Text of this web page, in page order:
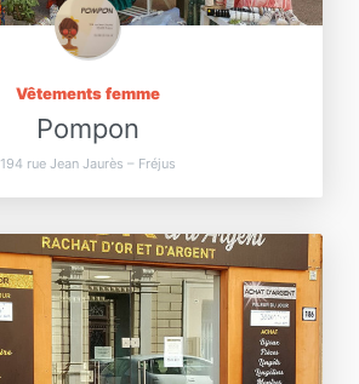
Vêtements femme
Pompon
194 rue Jean Jaurès – Fréjus